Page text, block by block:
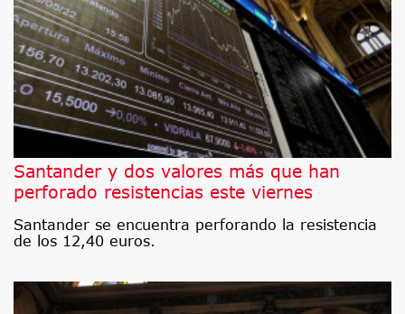
Santander y dos valores más que han
perforado resistencias este viernes
Santander se encuentra perforando la resistencia
de los 12,40 euros.